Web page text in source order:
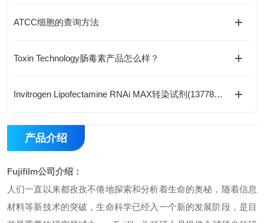
ATCC细胞的查询方法
Toxin Technology肠毒素产品怎么样？
Invitrogen Lipofectamine RNAi MAX转染试剂(13778150/13778030)
产品介绍
Fujifilm公司介绍：
人们一直以来都孜孜不倦地探索和分析着生命的奥秘，随着信息
材料等新技术的突破，生命科学已经入一个新的发展阶段，是目